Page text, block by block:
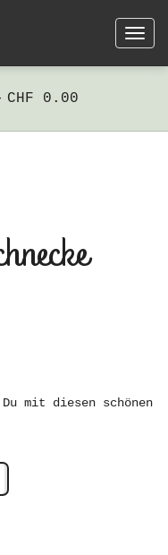
CHF 0.00
mit diesen schönen